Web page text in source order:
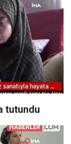
tutundu